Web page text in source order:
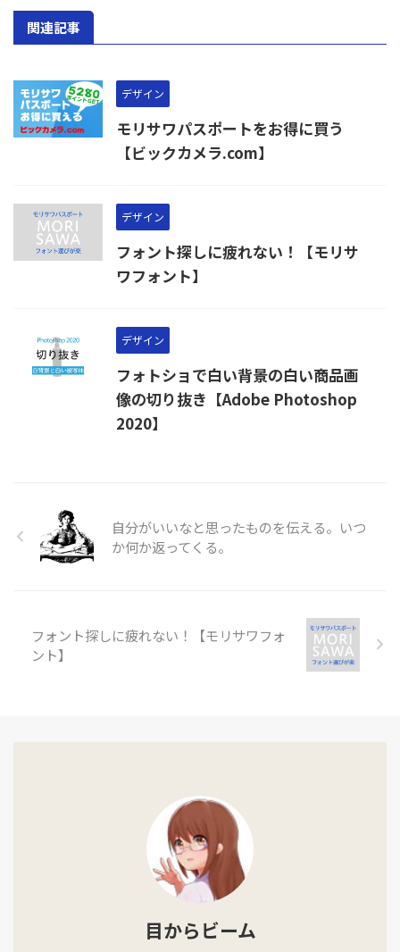
関連記事
デザイン
モリサワパスポートをお得に買う
【ビックカメラ.com】
デザイン
フォント探しに疲れない！【モリサ
ワフォント】
デザイン
フォトショで白い背景の白い商品画
像の切り抜き【Adobe Photoshop
2020】
自分がいいなと思ったものを伝える。いつ
か何か返ってくる。
フォント探しに疲れない！【モリサワフォ
ント】
目からビーム